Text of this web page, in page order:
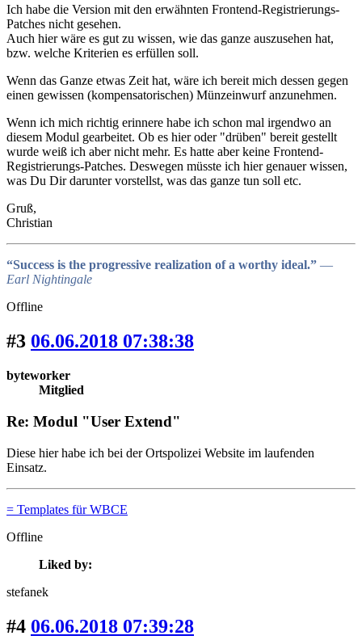
Ich habe die Version mit den erwähnten Frontend-Registrierungs-
Patches nicht gesehen.
Auch hier wäre es gut zu wissen, wie das ganze auszusehen hat,
bzw. welche Kriterien es erfüllen soll.
Wenn das Ganze etwas Zeit hat, wäre ich bereit mich dessen gegen
einen gewissen (kompensatorischen) Münzeinwurf anzunehmen.
Wenn ich mich richtig erinnere habe ich schon mal irgendwo an
diesem Modul gearbeitet. Ob es hier oder "drüben" bereit gestellt
wurde weiß ich aber nicht mehr. Es hatte aber keine Frontend-
Registrierungs-Patches. Deswegen müsste ich hier genauer wissen,
was Du Dir darunter vorstellst, was das ganze tun soll etc.
Gruß,
Christian
“Success is the progressive realization of a worthy ideal.” ―
Earl Nightingale
Offline
#3 06.06.2018 07:38:38
byteworker
Mitglied
Re: Modul "User Extend"
Diese hier habe ich bei der Ortspolizei Website im laufenden
Einsatz.
= Templates für WBCE
Offline
Liked by:
stefanek
#4 06.06.2018 07:39:28